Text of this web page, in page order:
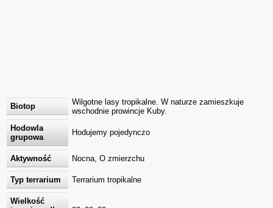
Biotop
Wilgotne lasy tropikalne. W naturze zamieszkuje
wschodnie prowincje Kuby.
Hodowla
grupowa
Hodujemy pojedynczo
Aktywność Nocna, O zmierzchu
Typ terrarium Terrarium tropikalne
Wielkość